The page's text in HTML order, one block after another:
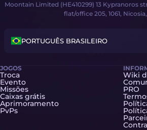
Moontain Limited (HE410299) 13 Kypranoros
flat/office 205, 1061,
PORTUGUÊS BRASILEIRO
JOGOS
Troca
Evento
Missões
Caixas grátis
Aprimoramento
PvPs
Wiki
PRO